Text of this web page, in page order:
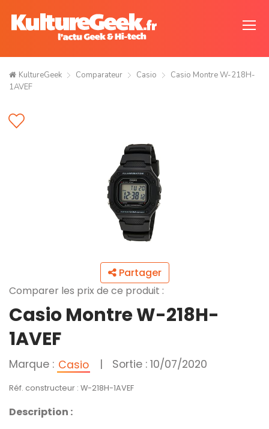
KultureGeek Comparateur Casio
Casio Montre W-218H-
1AVEF
Partager
Comparer les prix de ce produit :
Casio Montre W-218H-
1AVEF
Marque : Casio | Sortie : 10/07/2020
Réf. constructeur : W-218H-1AVEF
Description :